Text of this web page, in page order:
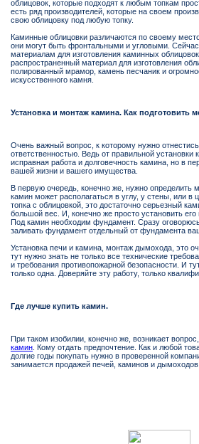
облицовок, которые подходят к любым топкам
есть ряд производителей, которые на своем
свою облицовку под любую топку.
Каминные облицовки различаются по своему
они могут быть фронтальными и угловыми.
материалам для изготовления каминных
распространенный материал для изготовления
полированный мрамор, камень песчаник и
искусственного камня.
Установка и монтаж камина. Как подготовить
Очень важный вопрос, к которому нужно
ответственностью. Ведь от правильной установки
исправная работа и долговечность камина, но в
вашей жизни и вашего имущества.
В первую очередь, конечно же, нужно определить
камин может располагаться в углу, у стены, или в
топка с облицовкой, это достаточно серьезный
большой вес. И, конечно же просто установить его
Под камин необходим фундамент. Сразу
заливать фундамент отдельный от фундамента
Установка печи и камина, монтаж дымохода, это
тут нужно знать не только все технические
и требования противопожарной безопасности. И
только одна. Доверяйте эту работу, только
Где лучше купить камин.
При таком изобилии, конечно же, возникает
камин . Кому отдать предпочтение. Как и любой
долгие годы покупать нужно в проверенной
занимается продажей печей, каминов и дымоходов.